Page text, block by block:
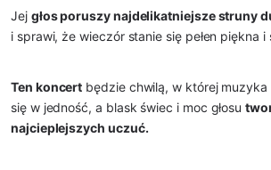
Jej głos poruszy najdelikatniejsze struny
i sprawi, że wieczór stanie się pełen piękna i
Ten koncert będzie chwilą, w której
się w jedność, a blask świec i moc głosu
najcieplejszych uczuć.